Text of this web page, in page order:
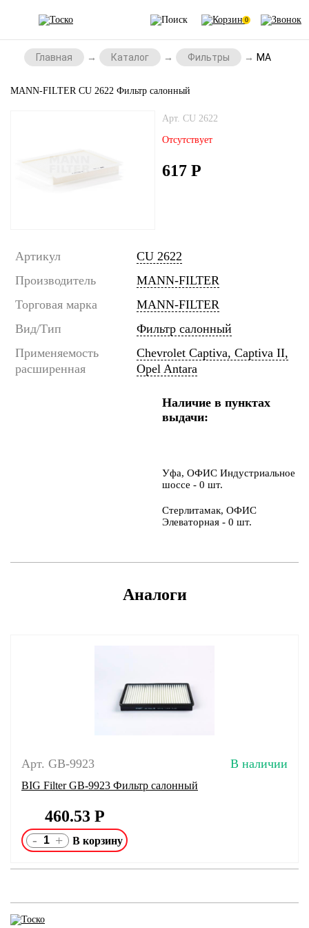
0
Главная Каталог Фильтры MANN-
MANN-FILTER CU 2622 Фильтр салонный
Арт. CU 2622
Отсутствует
617 Р
Артикул
CU 2622
Производитель
MANN-FILTER
Торговая марка
MANN-FILTER
Вид/Тип
Фильтр салонный
Применяемость
расширенная
Chevrolet Captiva, Captiva II,
Opel Antara
Наличие в пунктах
выдачи:
Уфа, ОФИС Индустриальное
шоссе - 0 шт.
Стерлитамак, ОФИС
Элеваторная - 0 шт.
Аналоги
Арт. GB-9923 В наличии
BIG Filter GB-9923 Фильтр салонный
460.53 Р
- +